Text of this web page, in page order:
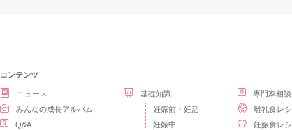
コンテンツ
ニュース
みんなの成長アルバム
Q&A
基礎知識
妊娠前・妊活
妊娠中
専門家相談
離乳食レ
妊娠食レ